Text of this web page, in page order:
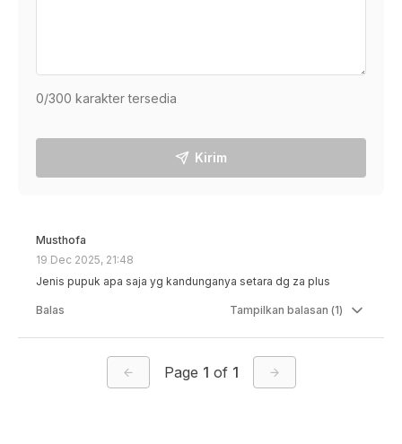
0/300 karakter tersedia
Kirim
Musthofa
19 Dec 2025, 21:48
Jenis pupuk apa saja yg kandunganya setara dg za plus
Balas Tampilkan balasan (1)
Page 1 of 1